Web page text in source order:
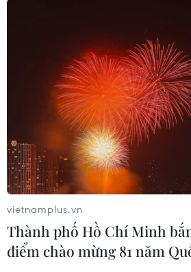
#Tạp chí The Banker #Giải thưởng
#Ngân hàng tiêu biểu
#Ngân
vietnamplus.vn
Thành phố Hồ Chí Minh
điểm chào mừng 81 năm